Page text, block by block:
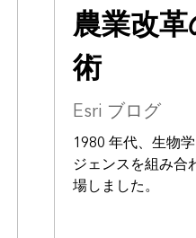
農業改
術
Esri ブログ
1980 年代、生物
ジェンスを組み合
場しました。